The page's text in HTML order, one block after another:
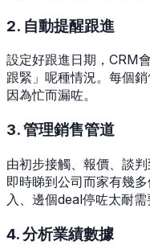
2. 自動提醒跟進
設定好跟進日期，CRM
跟緊」呢種情況。每個
因為忙而漏咗。
3. 管理銷售管道
由初步接觸、報價、談
即時睇到公司而家有幾
入、邊個deal停咗太耐需
4. 分析業績數據